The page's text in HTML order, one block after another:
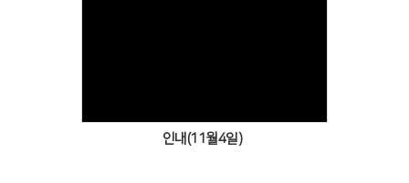
인내(11월4일)